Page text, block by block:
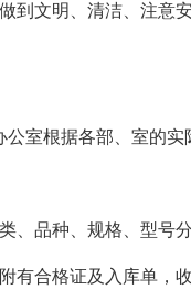
到文明、清洁、注意
室根据各部、室的实
、品种、规格、型号分
有合格证及入库单，